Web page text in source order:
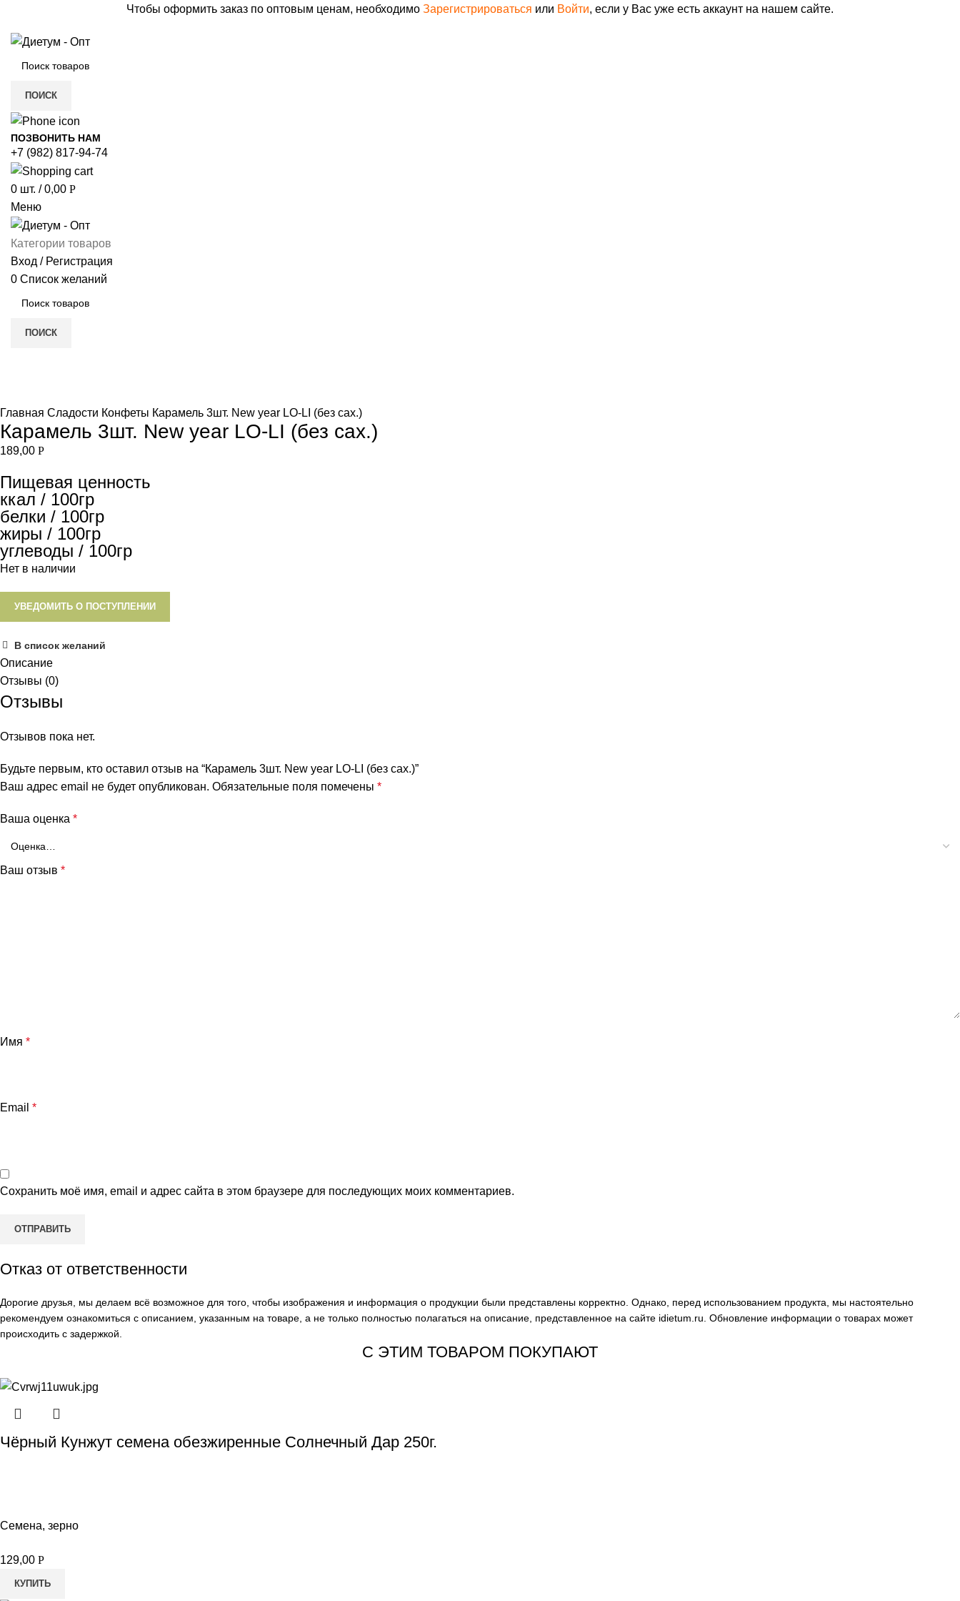
Чтобы оформить заказ по оптовым ценам, необходимо Зарегистрироваться или Войти, если у Вас уже есть аккаунт на нашем сайте.
ПОИСК
ПОЗВОНИТЬ НАМ
+7 (982) 817-94-74
0 шт. / 0,00 Р
Меню
Категории товаров
Вход / Регистрация
0 Список желаний
ПОИСК
Главная Сладости Конфеты Карамель 3шт. New year LO-LI (без сах.)
Карамель 3шт. New year LO-LI (без сах.)
189,00 Р
Пищевая ценность
ккал / 100гр
белки / 100гр
жиры / 100гр
углеводы / 100гр
Нет в наличии
УВЕДОМИТЬ О ПОСТУПЛЕНИИ
В список желаний
Описание
Отзывы (0)
Отзывы
Отзывов пока нет.
Будьте первым, кто оставил отзыв на “Карамель 3шт. New year LO-LI (без сах.)”
Ваш адрес email не будет опубликован. Обязательные поля помечены *
Ваша оценка *
Ваш отзыв *
Имя *
Email *
Сохранить моё имя, email и адрес сайта в этом браузере для последующих моих комментариев.
Отказ от ответственности
Дорогие друзья, мы делаем всё возможное для того, чтобы изображения и информация о продукции были представлены корректно. Однако, перед использованием продукта, мы настоятельно
рекомендуем ознакомиться с описанием, указанным на товаре, а не только полностью полагаться на описание, представленное на сайте idietum.ru . Обновление информации о товарах может
происходить с задержкой.
С ЭТИМ ТОВАРОМ ПОКУПАЮТ
Чёрный Кунжут семена обезжиренные Солнечный Дар 250г.
Семена, зерно
129,00 Р
КУПИТЬ